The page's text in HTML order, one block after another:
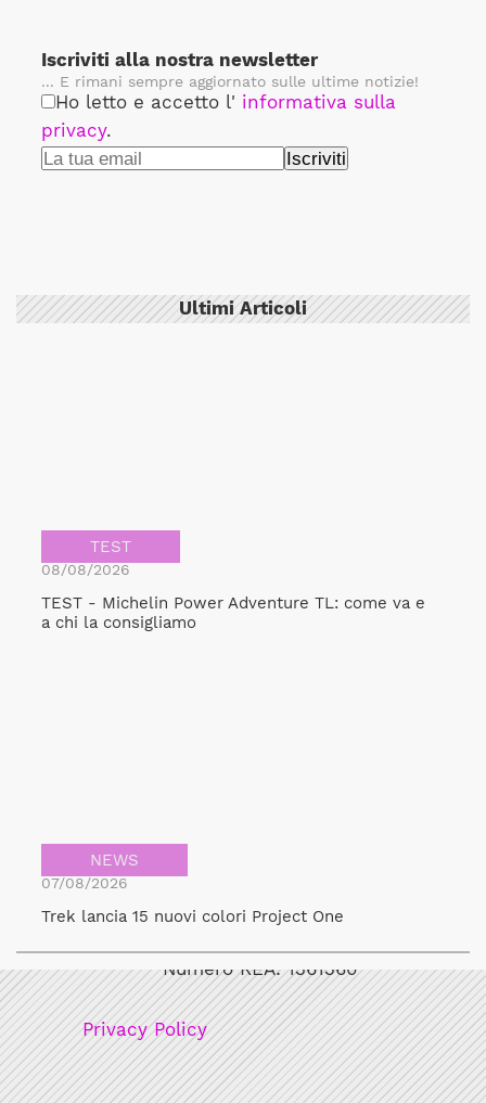
Iscriviti alla nostra newsletter
... E rimani sempre aggiornato sulle ultime notizie!
Ho letto e accetto l' informativa sulla
privacy.
Ultimi Articoli
TEST
08/08/2026
TEST - Michelin Power Adventure TL: come va e
a chi la consigliamo
NEWS
07/08/2026
Trek lancia 15 nuovi colori Project One
Bicicult srl
Numero REA: 1361360
Privacy Policy